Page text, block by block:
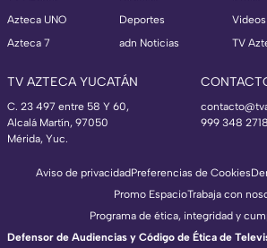
Azteca UNO
Azteca 7
Deportes
adn Noticias
Videos
TV
TV AZTECA YUCATÁN
C. 23 497 entre 58 Y 60,
Alcalá Martín, 97050
Mérida, Yuc.
999 348
Aviso de privacidadPreferencias de Cookies
Promo EspacioTrabaja con
Programa de ética, integridad y
Defensor de Audiencias y Código de Ética de